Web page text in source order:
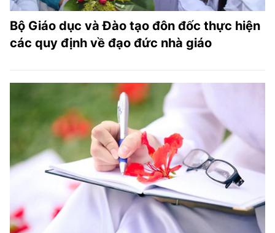
Bộ Giáo dục và Đào tạo đôn đốc thực hiện
các quy định về đạo đức nhà giáo